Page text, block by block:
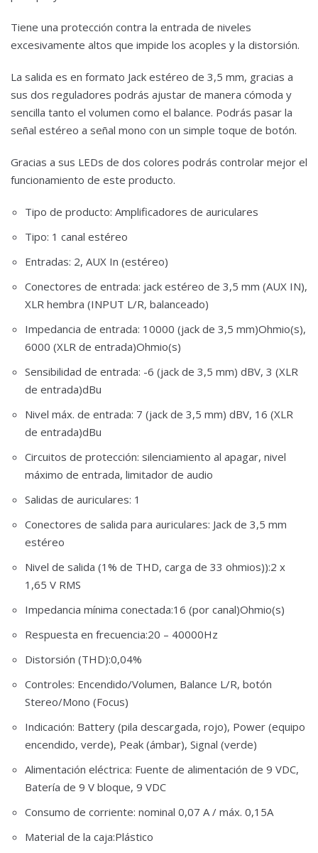
Tiene una protección contra la entrada de niveles
excesivamente altos que impide los acoples y la distorsión.
La salida es en formato Jack estéreo de 3,5 mm, gracias a
sus dos reguladores podrás ajustar de manera cómoda y
sencilla tanto el volumen como el balance. Podrás pasar la
señal estéreo a señal mono con un simple toque de botón.
Gracias a sus LEDs de dos colores podrás controlar mejor el
funcionamiento de este producto.
Tipo de producto: Amplificadores de auriculares
Tipo: 1 canal estéreo
Entradas: 2, AUX In (estéreo)
Conectores de entrada: jack estéreo de 3,5 mm (AUX IN),
XLR hembra (INPUT L/R, balanceado)
Impedancia de entrada: 10000 (jack de 3,5 mm)Ohmio(s),
6000 (XLR de entrada)Ohmio(s)
Sensibilidad de entrada: -6 (jack de 3,5 mm) dBV, 3 (XLR
de entrada)dBu
Nivel máx. de entrada: 7 (jack de 3,5 mm) dBV, 16 (XLR
de entrada)dBu
Circuitos de protección: silenciamiento al apagar, nivel
máximo de entrada, limitador de audio
Salidas de auriculares: 1
Conectores de salida para auriculares: Jack de 3,5 mm
estéreo
Nivel de salida (1% de THD, carga de 33 ohmios)):2 x
1,65 V RMS
Impedancia mínima conectada:16 (por canal)Ohmio(s)
Respuesta en frecuencia:20 – 40000Hz
Distorsión (THD):0,04%
Controles: Encendido/Volumen, Balance L/R, botón
Stereo/Mono (Focus)
Indicación: Battery (pila descargada, rojo), Power (equipo
encendido, verde), Peak (ámbar), Signal (verde)
Alimentación eléctrica: Fuente de alimentación de 9 VDC,
Batería de 9 V bloque, 9 VDC
Consumo de corriente: nominal 0,07 A / máx. 0,15A
Material de la caja:Plástico